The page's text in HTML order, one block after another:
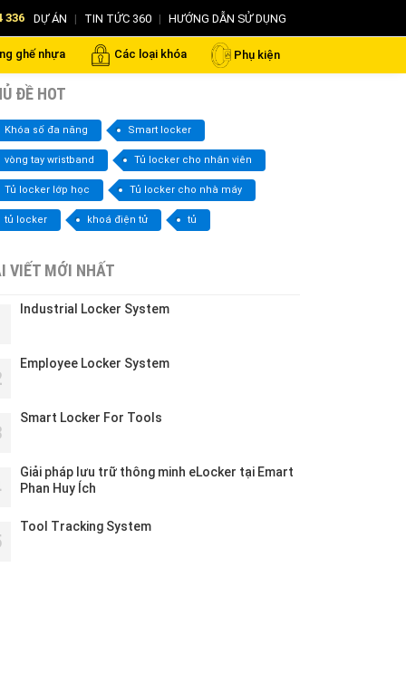
336 DỰ ÁN | TIN TỨC 360 | HƯỚNG DẪN SỬ DỤNG
ghế nhựa Các loại khóa Phụ kiện
ĐỀ HOT
Khóa số đa năng Smart locker
vòng tay wristband Tủ locker cho nhân viên
Tủ locker lớp học Tủ locker cho nhà máy
tủ locker khoá điện tử tủ
VIẾT MỚI NHẤT
Industrial Locker System
Employee Locker System
Smart Locker For Tools
Giải pháp lưu trữ thông minh eLocker tại Emart
Phan Huy Ích
Tool Tracking System